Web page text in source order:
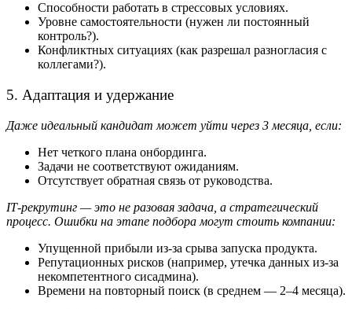
Способности работать в стрессовых условиях.
Уровне самостоятельности (нужен ли постоянный
контроль?).
Конфликтных ситуациях (как разрешал разногласия с
коллегами?).
5. Адаптация и удержание
Даже идеальный кандидат может уйти через 3 месяца, если:
Нет четкого плана онбординга.
Задачи не соответствуют ожиданиям.
Отсутствует обратная связь от руководства.
IT‑рекрутинг — это не разовая задача, а стратегический
процесс. Ошибки на этапе подбора могут стоить компании:
Упущенной прибыли из‑за срыва запуска продукта.
Репутационных рисков (например, утечка данных из‑за
некомпетентного сисадмина).
Времени на повторный поиск (в среднем — 2–4 месяца).